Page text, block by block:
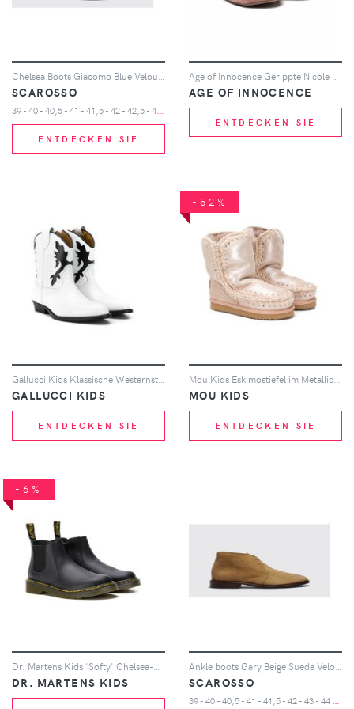
SCAROSSO
3
9 - 40 - 40,5 - 41 - 41,5 - 42 - 42,5 - 43 - 43,5 - 44 - 45 - 46 - 47
ENTDECKEN SIE
AGE OF INNOCENCE
ENTDECKEN SIE
Gallucci Kids Klassische Westernstiefel - Weiß
GALLUCCI KIDS
ENTDECKEN SIE
-52%
Mou Kids Eskimostiefel im Metallic-Look - Rosa
MOU KIDS
ENTDECKEN SIE
-6%
DR. MARTENS KIDS
SCAROSSO